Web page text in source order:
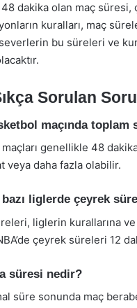
dakika olan maç süresi,
kuralları, maç
bu süreleri ve
Sorulan
maçında toplam
genellikle 48
veya daha fazla olabilir.
liglerde çeyrek
liglerin kurallarına
çeyrek süreleri 12
süresi nedir?
süre sonunda maç